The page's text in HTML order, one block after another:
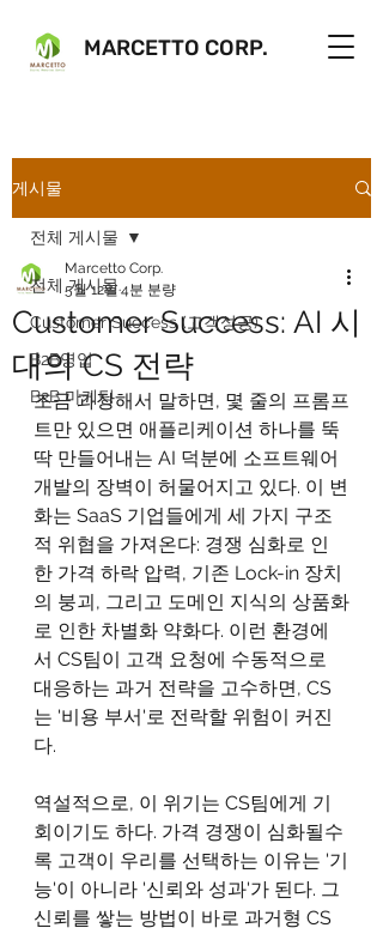
MARCETTO CORP.
게시물
전체 게시물
Customer Success (고객성공)
B2B영업
B2B 마케팅
전체 게시물
Customer Success: AI 시
대의 CS 전략
Marcetto Corp.
5월 12일 4분 분량
조금 과장해서 말하면, 몇 줄의 프롬프
트만 있으면 애플리케이션 하나를 뚝
딱 만들어내는 AI 덕분에 소프트웨어
개발의 장벽이 허물어지고 있다. 이 변
화는 SaaS 기업들에게 세 가지 구조
적 위협을 가져온다: 경쟁 심화로 인
한 가격 하락 압력, 기존 Lock-in 장치
의 붕괴, 그리고 도메인 지식의 상품화
로 인한 차별화 약화다. 이런 환경에
서 CS팀이 고객 요청에 수동적으로
대응하는 과거 전략을 고수하면, CS
는 '비용 부서'로 전락할 위험이 커진
다.
역설적으로, 이 위기는 CS팀에게 기
회이기도 하다. 가격 경쟁이 심화될수
록 고객이 우리를 선택하는 이유는 '기
능'이 아니라 '신뢰와 성과'가 된다. 그
신뢰를 쌓는 방법이 바로 과거형 CS